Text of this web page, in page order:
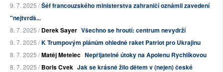
9. 7. 2025 /Šéf francouzského ministerstva zahraničí oznámil zavedení
"nejtvrdš...
8. 7. 2025 /Derek Sayer Všechno se hroutí: centrum nevydrží
9. 7. 2025 /K Trumpovým plánům ohledně raket Patriot pro Ukrajinu
8. 7. 2025 /Matěj Metelec Nepřijatelné útoky na Apolenu Rychlíkovou
8. 7. 2025 /Boris Cvek Jak se krásně žilo dětem v (nejen) české